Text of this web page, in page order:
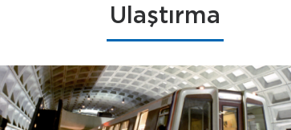
Ulaştırma